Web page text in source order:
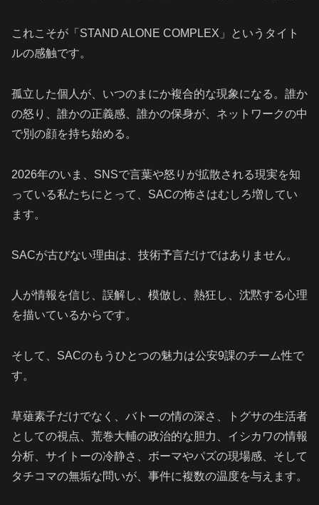
これこそが「STAND ALONE COMPLEX」というタイト
ルの感触です。
孤立した個人が、いつのまにか複合的な現象になる。誰か
の怒り、誰かの正義感、誰かの保身が、ネットワークの中
で別の顔を持ち始める。
2026年のいま、SNSで言葉や怒りが拡散される現実を知
っている私たちにとって、SACの怖さはむしろ増してい
ます。
SACが古びない理由は、技術予言だけではありません。
人が情報を信じ、誤解し、模倣し、熱狂し、沈黙する心理
を描いているからです。
そして、SACのもうひとつの魅力は公安9課のチーム性で
す。
草薙素子だけでなく、バトーの情の深さ、トグサの生活者
としての視点、荒巻大輔の政治的な胆力、イシカワの情報
分析、サイトーの冷静さ、ボーマやパズの現場感、そして
タチコマの無垢な問いが、事件に複数の温度を与えます。